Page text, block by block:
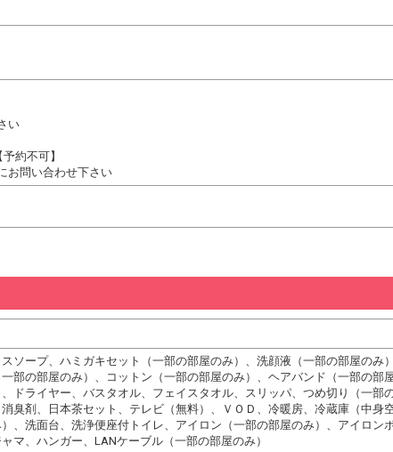
い
約不可】
お問い合わせ下さい
ソープ、ハミガキセット（一部の部屋のみ）、洗顔液（一部の部屋のみ
部の部屋のみ）、コットン（一部の部屋のみ）、ヘアバンド（一部の部
ドライヤー、バスタオル、フェイスタオル、スリッパ、つめ切り（一部
臭剤、日本茶セット、テレビ（無料）、ＶＯＤ、冷暖房、冷蔵庫（中身
、洗面台、洗浄便座付トイレ、アイロン（一部の部屋のみ）、アイロン
マ、ハンガー、LANケーブル（一部の部屋のみ）